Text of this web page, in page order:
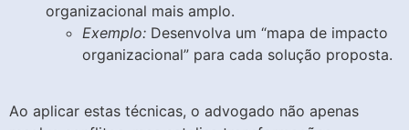
organizacional mais amplo.
Exemplo: Desenvolva um “mapa de impacto
organizacional” para cada solução proposta.
Ao aplicar estas técnicas, o advogado não apenas